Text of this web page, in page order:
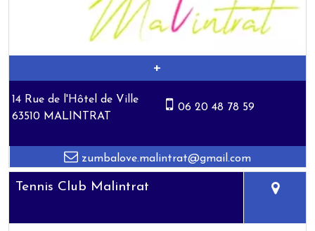
14 Rue de l'Hôtel de Ville
63510 MALINTRAT
06 20 48 78 59
zumbalove.malintrat@gmail.com
Tennis Club Malintrat